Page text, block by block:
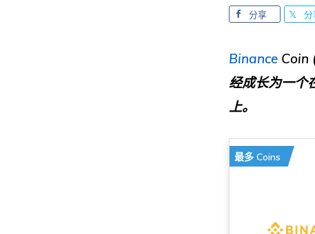
分享 分
Binance Coin
经成长为一个
上。
最多 Coins